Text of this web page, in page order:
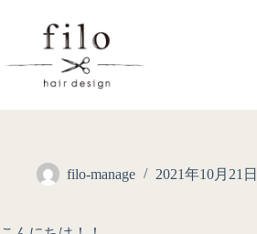
filo-manage 2021年10月21日